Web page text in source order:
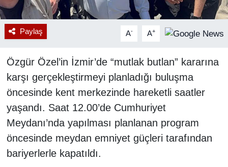
Paylaş A- A+
Özgür Özel’in İzmir’de “mutlak butlan” kararına
karşı gerçekleştirmeyi planladığı buluşma
öncesinde kent merkezinde hareketli saatler
yaşandı. Saat 12.00’de Cumhuriyet
Meydanı’nda yapılması planlanan program
öncesinde meydan emniyet güçleri tarafından
bariyerlerle kapatıldı.